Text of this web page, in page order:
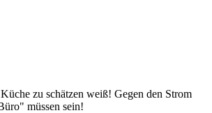
zu schätzen weiß! Gegen den Strom
müssen sein!